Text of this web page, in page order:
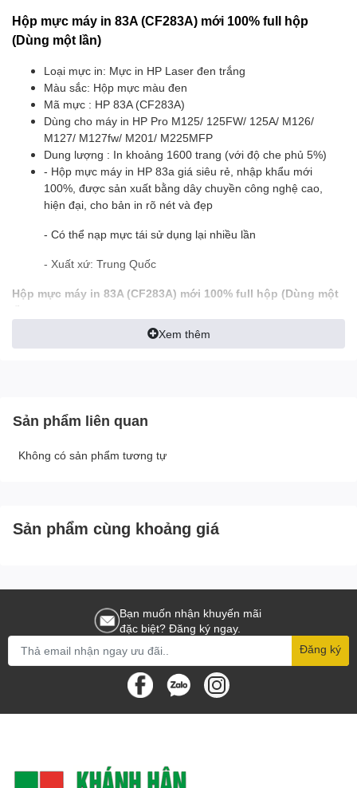
Hộp mực máy in 83A (CF283A) mới 100% full hộp
(Dùng một lần)
Loại mực in: Mực in HP Laser đen trắng
Màu sắc: Hộp mực màu đen
Mã mực : HP 83A (CF283A)
Dùng cho máy in HP Pro M125/ 125FW/ 125A/ M126/
M127/ M127fw/ M201/ M225MFP
Dung lượng : In khoảng 1600 trang (với độ che phủ 5%)
- Hộp mực máy in HP 83a giá siêu rẻ, nhập khẩu mới
100%, được sản xuất bằng dây chuyền công nghệ cao,
hiện đại, cho bản in rõ nét và đẹp
- Có thể nạp mực tái sử dụng lại nhiều lần
- Xuất xứ: Trung Quốc
Hộp mực máy in 83A (CF283A) mới 100% full hộp (Dùng một
lần)
Xem thêm
Sản phẩm liên quan
Không có sản phẩm tương tự
Sản phẩm cùng khoảng giá
Bạn muốn nhận khuyến mãi
đặc biệt? Đăng ký ngay.
Đăng ký